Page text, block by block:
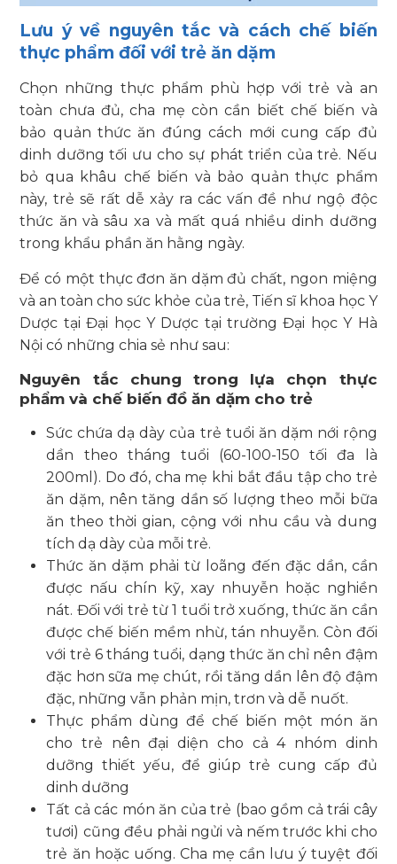
Lưu ý về nguyên tắc và cách chế biến
thực phẩm đối với trẻ ăn dặm
Chọn những thực phẩm phù hợp với trẻ và an
toàn chưa đủ, cha mẹ còn cần biết chế biến và
bảo quản thức ăn đúng cách mới cung cấp đủ
dinh dưỡng tối ưu cho sự phát triển của trẻ. Nếu
bỏ qua khâu chế biến và bảo quản thực phẩm
này, trẻ sẽ rất dễ xảy ra các vấn đề như ngộ độc
thức ăn và sâu xa và mất quá nhiều dinh dưỡng
trong khẩu phần ăn hằng ngày.
Để có một thực đơn ăn dặm đủ chất, ngon miệng
và an toàn cho sức khỏe của trẻ, Tiến sĩ khoa học Y
Dược tại Đại học Y Dược tại trường Đại học Y Hà
Nội có những chia sẻ như sau:
Nguyên tắc chung trong lựa chọn thực
phẩm và chế biến đồ ăn dặm cho trẻ
Sức chứa dạ dày của trẻ tuổi ăn dặm nới rộng
dần theo tháng tuổi (60-100-150 tối đa là
200ml). Do đó, cha mẹ khi bắt đầu tập cho trẻ
ăn dặm, nên tăng dần số lượng theo mỗi bữa
ăn theo thời gian, cộng với nhu cầu và dung
tích dạ dày của mỗi trẻ.
Thức ăn dặm phải từ loãng đến đặc dần, cần
được nấu chín kỹ, xay nhuyễn hoặc nghiền
nát. Đối với trẻ từ 1 tuổi trở xuống, thức ăn cần
được chế biến mềm nhừ, tán nhuyễn. Còn đối
với trẻ 6 tháng tuổi, dạng thức ăn chỉ nên đậm
đặc hơn sữa mẹ chút, rồi tăng dần lên độ đậm
đặc, những vẫn phản mịn, trơn và dễ nuốt.
Thực phẩm dùng để chế biến một món ăn
cho trẻ nên đại diện cho cả 4 nhóm dinh
dưỡng thiết yếu, để giúp trẻ cung cấp đủ
dinh dưỡng
Tất cả các món ăn của trẻ (bao gồm cả trái cây
tươi) cũng đều phải ngửi và nếm trước khi cho
trẻ ăn hoặc uống. Cha mẹ cần lưu ý tuyệt đối